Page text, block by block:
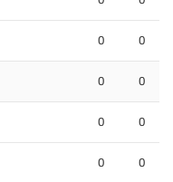
0 0
0 0
0 0
0 0